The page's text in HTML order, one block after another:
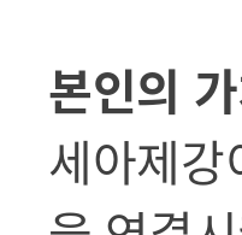
본인의
세아제